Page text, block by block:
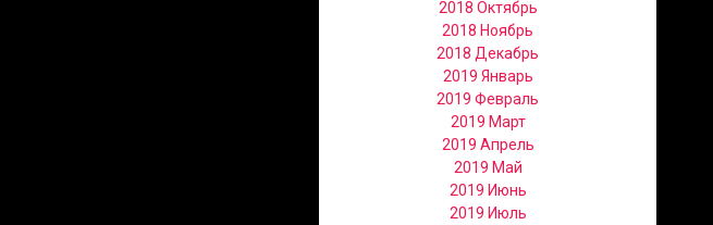
2018 Октябрь
2018 Ноябрь
2018 Декабрь
2019 Январь
2019 Февраль
2019 Март
2019 Апрель
2019 Май
2019 Июнь
2019 Июль